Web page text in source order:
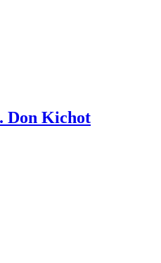
Don Kichot